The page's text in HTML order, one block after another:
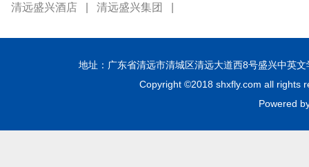
清远盛兴酒店 清远盛兴集团
地址：广东省清远市清城区清远大道西8号盛兴中英
Copyright ©2018 shxfly.com all rights
Powered